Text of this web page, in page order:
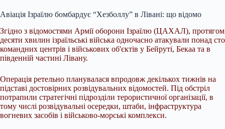
Авіація Ізраїлю бомбардує “Хезболлу” в Лівані: що відомо
Згідно з відомостями Армії оборони Ізраїлю (ЦАХАЛ), протягом
десяти хвилин ізраїльські війська одночасно атакували понад сто
командних центрів і військових об'єктів у Бейруті, Бекаа та в
південній частині Лівану.
Операція ретельно планувалася впродовж декількох тижнів на
підставі достовірних розвідувальних відомостей. Під обстріл
потрапили стратегічні підрозділи терористичної організації, в
тому числі розвідувальні осередки, штаби, інфраструктура
вогневих засобів і військово-морські комплекси.